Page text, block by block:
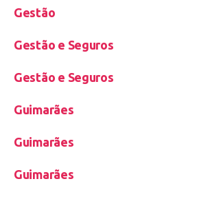
Gestão
Gestão e Seguros
Gestão e Seguros
Guimarães
Guimarães
Guimarães